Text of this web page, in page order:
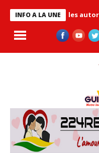
INFO A LA UNE
les autorités éducatives